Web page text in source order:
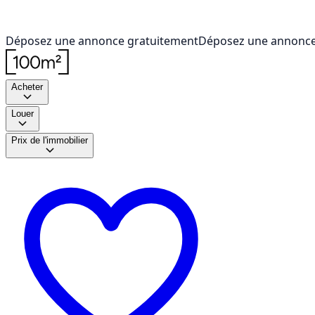
Déposez une annonce gratuitementDéposez une
Acheter
Louer
Prix de l'immobilier